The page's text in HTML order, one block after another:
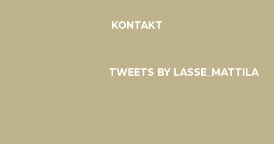
KONTAKT
TWEETS BY LASSE_MATTILA